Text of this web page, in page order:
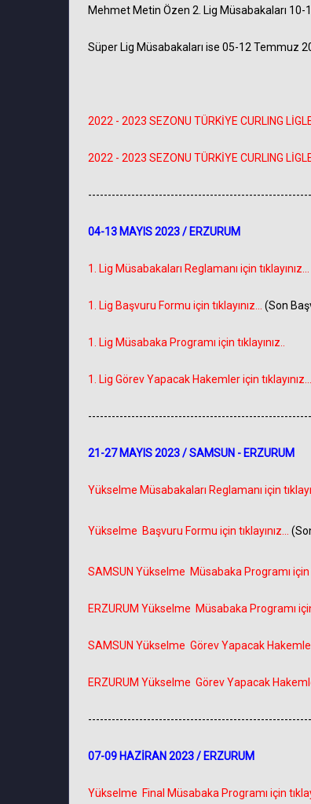
Mehmet Metin Özen 2. Lig Müsabakaları
Süper Lig Müsabakaları ise 05-12 Temmuz
2022 - 2023 SEZONU TÜRKİYE CURLING
2022 - 2023 SEZONU TÜRKİYE CURLING
04-13 MAYIS 2023 / ERZURUM
1. Lig Müsabakaları Reglamanı için tıklayınız...
1. Lig Başvuru Formu için tıklayınız... (Son
1. Lig Müsabaka Programı için tıklayınız..
1. Lig Görev Yapacak Hakemler için tıklayınız...
21-27 MAYIS 2023 / SAMSUN - ERZURUM
Yükselme Müsabakaları Reglamanı için
Yükselme Başvuru Formu için tıklayınız...
SAMSUN Yükselme Müsabaka Programı için
ERZURUM Yükselme Müsabaka Programı için
SAMSUN Yükselme Görev Yapacak Hakemler
ERZURUM Yükselme Görev Yapacak
07-09 HAZİRAN 2023 / ERZURUM
Yükselme Final Müsabaka Programı için